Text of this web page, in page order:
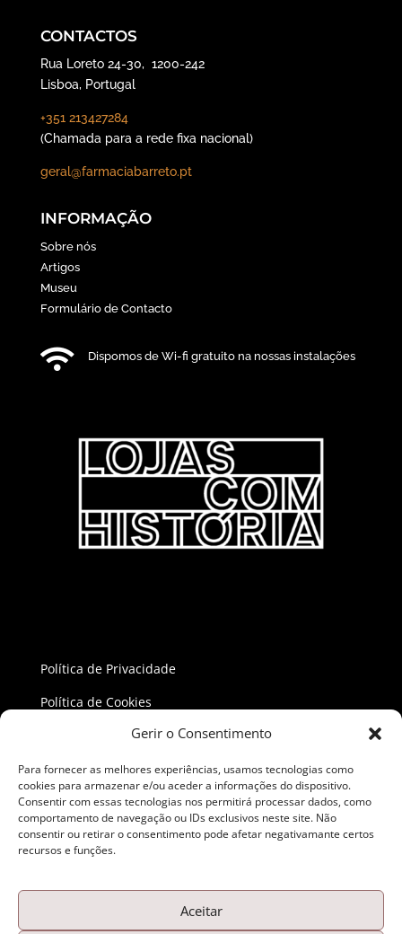
Gerir o Consentimento
Para fornecer as melhores experiências, usamos tecnologias como
cookies para armazenar e/ou aceder a informações do dispositivo.
Consentir com essas tecnologias nos permitirá processar dados, como
comportamento de navegação ou IDs exclusivos neste site. Não
consentir ou retirar o consentimento pode afetar negativamante certos
recursos e funções.
Aceitar
CONTACTOS
Rua Loreto 24-30, 1200-242
Lisboa, Portugal
+351 213427284
(Chamada para a rede fixa nacional)
geral@farmaciabarreto.pt
INFORMAÇÃO
Sobre nós
Artigos
Museu
Formulário de Contacto
 Dispomos de Wi-fi gratuito na nossas instalações
Política de Privacidade
Política de Cookies
Resolução de Conflitos